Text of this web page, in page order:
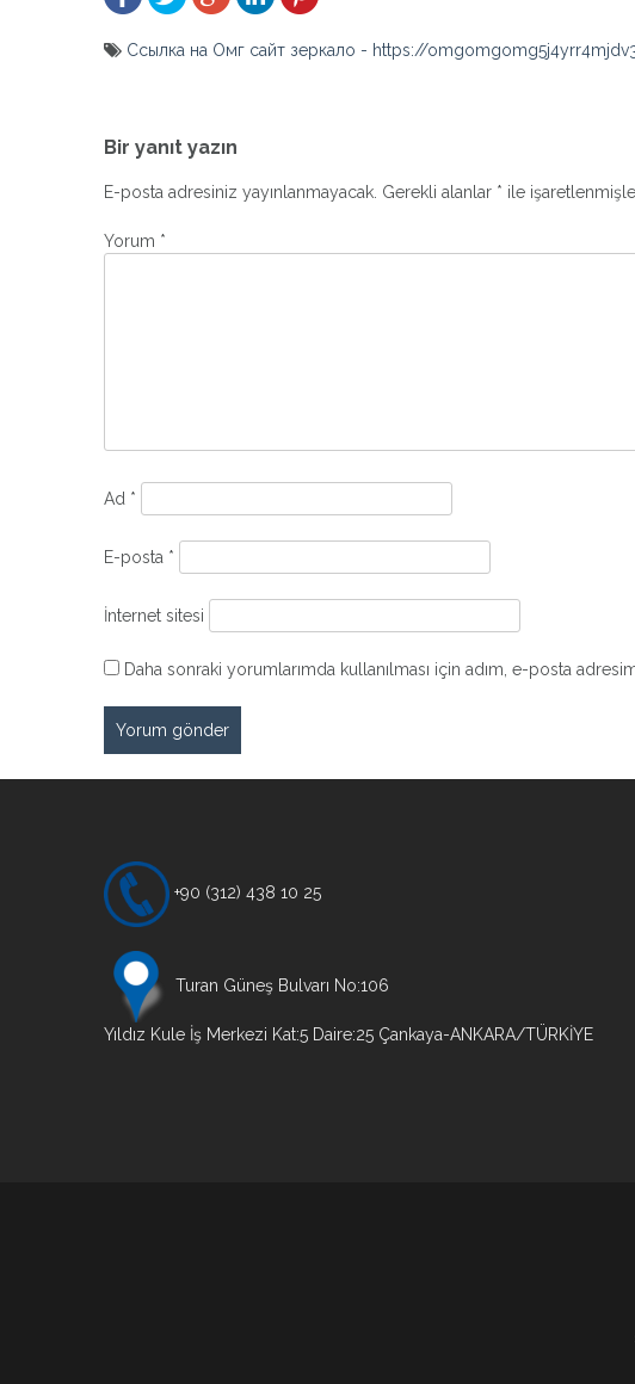
Ссылка на Омг сайт зеркало - https://
gezinmesi
Bir yanıt yazın
E-posta adresiniz yayınlanmayacak. Gerekli alanlar * ile
Yorum *
Ad *
E-posta *
İnternet sitesi
Daha sonraki yorumlarımda kullanılması için adım, e-posta
+90 (312) 438 10 25
Turan Güneş Bulvarı No:106
Yıldız Kule İş Merkezi Kat:5 Daire:25 Çankaya-ANKARA/TÜRKİYE